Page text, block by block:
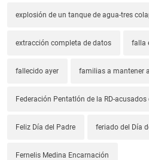
explosión de un tanque de agua-tres
extracción completa de datos falla
fallecido ayer familias a mantener
Federación Pentatlón de la RD-
Feliz Día del Padre feriado del Día
Fernelis Medina Encarnación